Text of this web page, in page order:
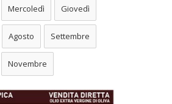
Mercoledì Giovedì
Agosto Settembre
Novembre